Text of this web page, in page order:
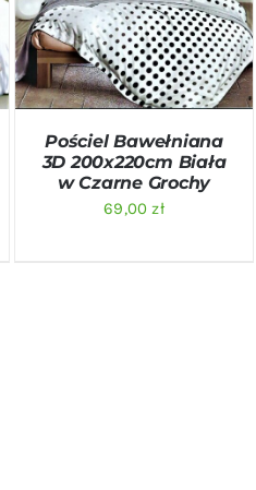
DODAJ DO KOSZYKA
/
SZCZEGÓŁY
Pościel Bawełniana
3D 200x220cm Biała
w Czarne Grochy
69,00zł